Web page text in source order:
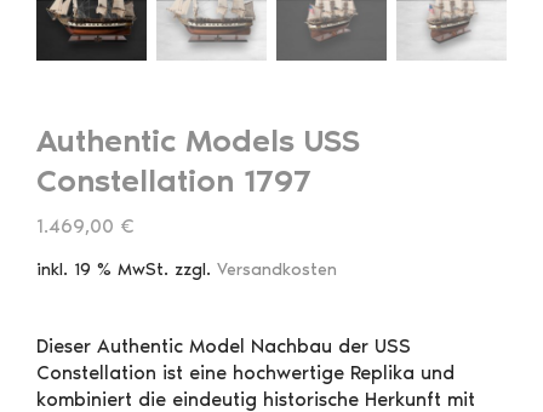
Authentic Models USS
Constellation 1797
1.469,00 €
inkl. 19 % MwSt. zzgl. Versandkosten
Dieser Authentic Model Nachbau der USS
Constellation ist eine hochwertige Replika und
kombiniert die eindeutig historische Herkunft mit